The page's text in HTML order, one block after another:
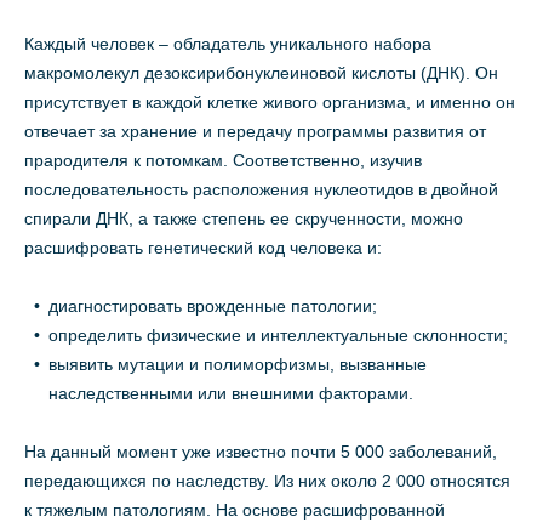
Каждый человек – обладатель уникального набора
макромолекул дезоксирибонуклеиновой кислоты (ДНК). Он
присутствует в каждой клетке живого организма, и именно он
отвечает за хранение и передачу программы развития от
прародителя к потомкам. Соответственно, изучив
последовательность расположения нуклеотидов в двойной
спирали ДНК, а также степень ее скрученности, можно
расшифровать генетический код человека и:
диагностировать врожденные патологии;
определить физические и интеллектуальные склонности;
выявить мутации и полиморфизмы, вызванные
наследственными или внешними факторами.
На данный момент уже известно почти 5 000 заболеваний,
передающихся по наследству. Из них около 2 000 относятся
к тяжелым патологиям. На основе расшифрованной